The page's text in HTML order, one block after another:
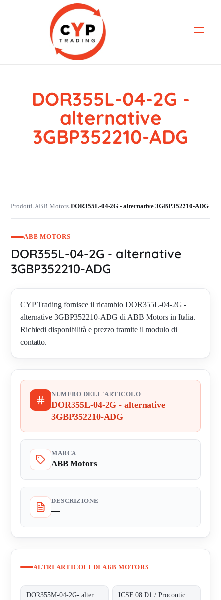
CYP Trading
Professionelle Ersatzteilbeschaffung
DOR355L-04-2G -
alternative
3GBP352210-ADG
Prodotti›ABB Motors›DOR355L-04-2G - alternative 3GBP352210-ADG
ABB MOTORS
DOR355L-04-2G - alternative
3GBP352210-ADG
CYP Trading fornisce il ricambio DOR355L-04-2G -
alternative 3GBP352210-ADG di ABB Motors in Italia.
Richiedi disponibilità e prezzo tramite il modulo di
contatto.
NUMERO DELL'ARTICOLO
DOR355L-04-2G - alternative
3GBP352210-ADG
MARCA
ABB Motors
DESCRIZIONE
—
ALTRI ARTICOLI DI ABB MOTORS